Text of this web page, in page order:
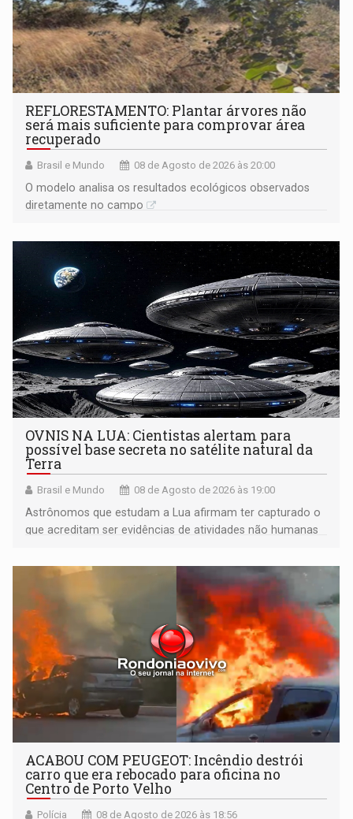
REFLORESTAMENTO: Plantar árvores não
será mais suficiente para comprovar área
recuperado
Brasil e Mundo 08 de Agosto de 2026 às 20:00
O modelo analisa os resultados ecológicos observados
diretamente no campo
OVNIS NA LUA: Cientistas alertam para
possível base secreta no satélite natural da
Terra
Brasil e Mundo 08 de Agosto de 2026 às 19:00
Astrônomos que estudam a Lua afirmam ter capturado o
que acreditam ser evidências de atividades não humanas
órbita
ACABOU COM PEUGEOT: Incêndio destrói
carro que era rebocado para oficina no
Centro de Porto Velho
Polícia 08 de Agosto de 2026 às 18:56